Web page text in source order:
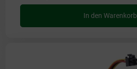
In den Warenkorb